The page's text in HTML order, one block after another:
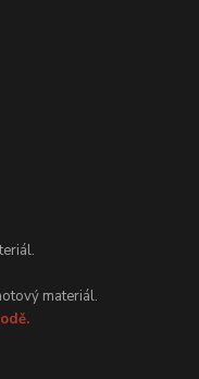
materiál.